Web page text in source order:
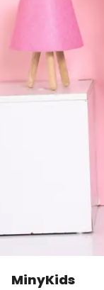
MinyKids